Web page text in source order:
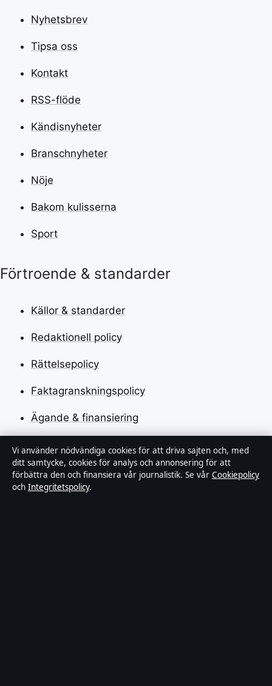
Nyhetsbrev
Tipsa oss
Kontakt
RSS-flöde
Kändisnyheter
Branschnyheter
Nöje
Bakom kulisserna
Sport
Förtroende & standarder
Källor & standarder
Redaktionell policy
Rättelsepolicy
Faktagranskningspolicy
Ägande & finansiering
Integritetspolicy
Cookiepolicy
Vi använder nödvändiga cookies för att driva sajten och, med
ditt samtycke, cookies för analys och annonsering för att
förbättra den och finansiera vår journalistik. Se vår Cookiepolicy
och Integritetspolicy.